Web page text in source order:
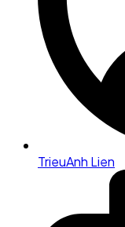
TrieuAnh Lien